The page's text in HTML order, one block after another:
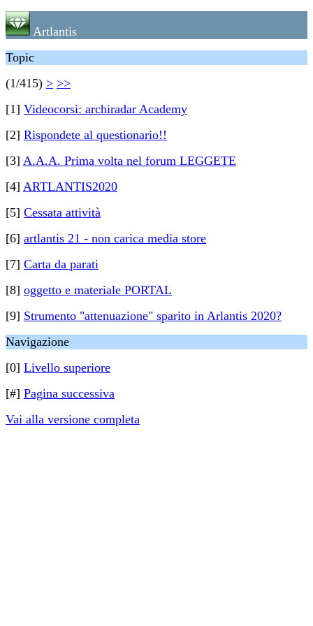
Artlantis
Topic
(1/415) > >>
[1] Videocorsi: archiradar Academy
[2] Rispondete al questionario!!
[3] A.A.A. Prima volta nel forum LEGGETE
[4] ARTLANTIS2020
[5] Cessata attività
[6] artlantis 21 - non carica media store
[7] Carta da parati
[8] oggetto e materiale PORTAL
[9] Strumento "attenuazione" sparito in Arlantis 2020?
Navigazione
[0] Livello superiore
[#] Pagina successiva
Vai alla versione completa